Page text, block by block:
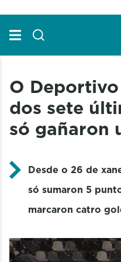
O
dos sete
só gañaron
Desde o 26 de
só sumaron 5
marcaron catro